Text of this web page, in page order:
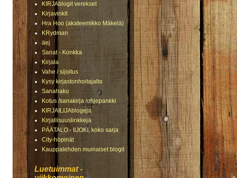
KIRJAblogit verekset
Kirjavinkit
Hra Hoo (akateemikko Mäkelä)
KRydman
äej
Sanat - Konkka
Kirjala
Vahe / sijoitus
Kysy kirjastonhoitajalta
Sanahaku
Kotus /sanakirja /ohjepankki
KIRJAILIJAblogeja
Kirjallisuuslinkkejä
PÄÄTALO - IIJOKI, koko sarja
City-höpinät
Kauppalehden muinaiset blogit
Luetuimmat -